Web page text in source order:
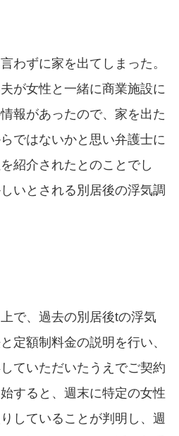
わずに家を出てしまった。
が女性と一緒に商業施設に
報があったので、家を出た
ではないかと思い弁護士に
紹介されたとのことでし
いとされる別居後の浮気調
で、過去の別居後tの浮気
定額制料金の説明を行い、
ていただいたうえでご契約
すると、週末に特定の女性
していることが判明し、週